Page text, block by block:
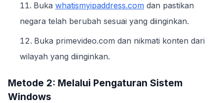
Buka whatismyipaddress.com dan pastikan
negara telah berubah sesuai yang diinginkan.
Buka primevideo.com dan nikmati konten dari
wilayah yang diinginkan.
Metode 2: Melalui Pengaturan Sistem
Windows